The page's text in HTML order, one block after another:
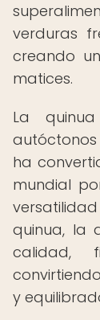
verduras
creando
matices.
La
ha
mundial
quinua, la
calidad,
y